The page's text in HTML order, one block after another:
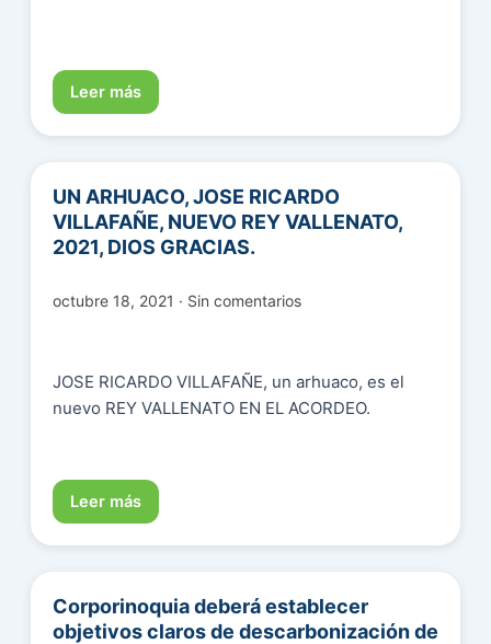
Leer más
UN ARHUACO, JOSE RICARDO
VILLAFAÑE, NUEVO REY VALLENATO,
2021, DIOS GRACIAS.
octubre 18, 2021 · Sin comentarios
JOSE RICARDO VILLAFAÑE, un arhuaco, es el
nuevo REY VALLENATO EN EL ACORDEO.
Leer más
Corporinoquia deberá establecer
objetivos claros de descarbonización de